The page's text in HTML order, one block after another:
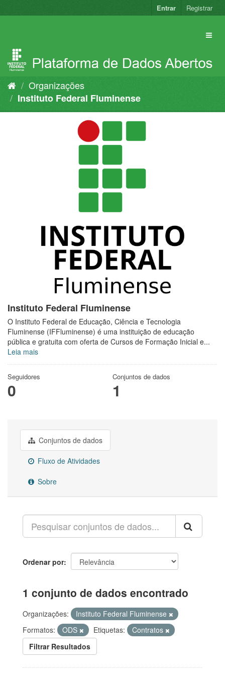
para
Entrar Registrar
Organizações
Instituto Federal Fluminense
Instituto Federal Fluminense
O Instituto Federal de Educação, Ciência e Tecnologia
Fluminense (IFFluminense) é uma instituição de educação
pública e gratuita com oferta de Cursos de Formação Inicial e...
Leia mais
Seguidores
0
Conjuntos de dados
1
Conjuntos de dados
Fluxo de Atividades
Sobre
Ordenar por
1 conjunto de dados encontrado
Organizações:
Instituto Federal Fluminense
Formatos:
ODS Etiquetas:
Contratos
Filtrar Resultados